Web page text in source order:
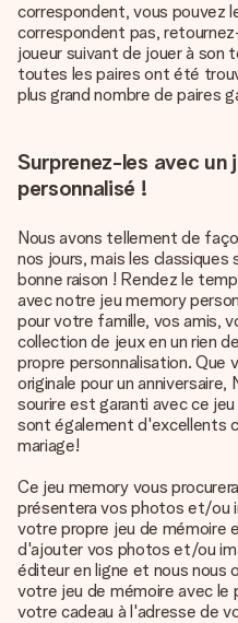
correspondent, vous pouvez
correspondent pas,
joueur suivant de jouer à son
toutes les paires ont été
plus grand nombre de paires
Surprenez-les avec un
personnalisé !
Nous avons tellement de
nos jours, mais les
bonne raison ! Rendez le
avec notre jeu memory
pour votre famille, vos amis,
collection de jeux en un rien
propre personnalisation. Que
originale pour un anniversaire,
sourire est garanti avec ce
sont également d'excellents
mariage!
Ce jeu memory vous
présentera vos photos et/ou
votre propre jeu de mémoire
d'ajouter vos photos et/ou
éditeur en ligne et nous nous
votre jeu de mémoire avec le
votre cadeau à l'adresse de